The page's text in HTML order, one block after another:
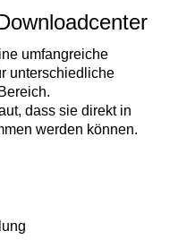
umfangreiche
unterschiedliche
dass sie direkt in
werden können.